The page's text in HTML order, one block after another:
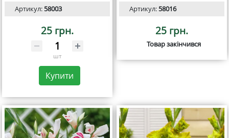
Артикул:58003
25 грн.
шт
Купити
Артикул:58016
25 грн.
Товар закінчився